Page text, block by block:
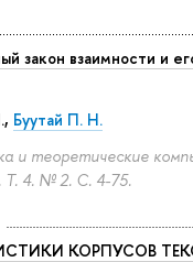
закон взаимности и
Буутай П. Н.
и теоретические
Т. 4. № 2. С. 4-75.
КОРПУСОВ